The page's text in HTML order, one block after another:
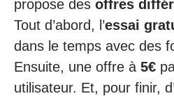
propose des offres
Tout d’abord, l’essai
dans le temps avec des
Ensuite, une offre à 5€
utilisateur. Et, pour finir,